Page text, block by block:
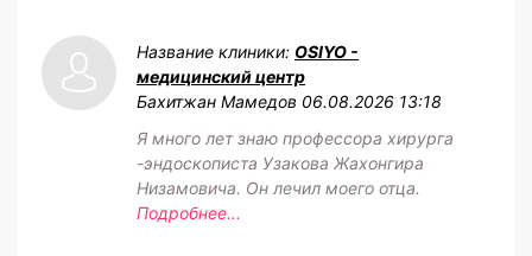
Название клиники: OSIYO -
медицинский центр
Бахитжан Мамедов 06.08.2026 13:18
Я много лет знаю профессора хирурга
-эндоскописта Узакова Жахонгира
Низамовича. Он лечил моего отца.
Подробнее...